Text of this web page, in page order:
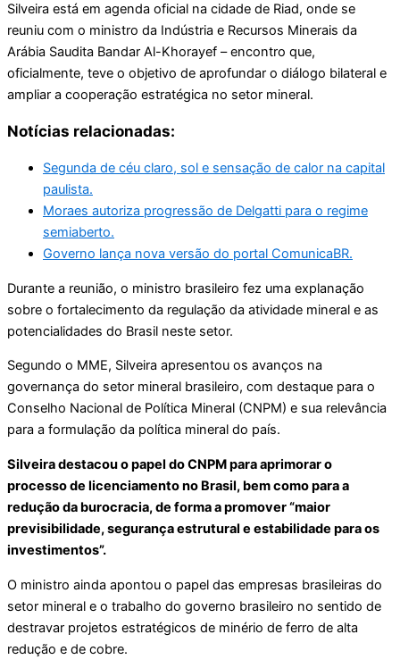
Silveira está em agenda oficial na cidade de Riad, onde se
reuniu com o ministro da Indústria e Recursos Minerais da
Arábia Saudita Bandar Al-Khorayef – encontro que,
oficialmente, teve o objetivo de aprofundar o diálogo bilateral e
ampliar a cooperação estratégica no setor mineral.
Notícias relacionadas:
Segunda de céu claro, sol e sensação de calor na capital
paulista.
Moraes autoriza progressão de Delgatti para o regime
semiaberto.
Governo lança nova versão do portal ComunicaBR.
Durante a reunião, o ministro brasileiro fez uma explanação
sobre o fortalecimento da regulação da atividade mineral e as
potencialidades do Brasil neste setor.
Segundo o MME, Silveira apresentou os avanços na
governança do setor mineral brasileiro, com destaque para o
Conselho Nacional de Política Mineral (CNPM) e sua relevância
para a formulação da política mineral do país.
Silveira destacou o papel do CNPM para aprimorar o
processo de licenciamento no Brasil, bem como para a
redução da burocracia, de forma a promover “maior
previsibilidade, segurança estrutural e estabilidade para os
investimentos”.
O ministro ainda apontou o papel das empresas brasileiras do
setor mineral e o trabalho do governo brasileiro no sentido de
destravar projetos estratégicos de minério de ferro de alta
redução e de cobre.